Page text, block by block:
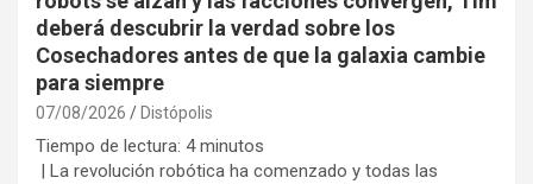
deberá descubrir la verdad sobre los
Cosechadores antes de que la galaxia cambie
para siempre
07/08/2026 Distópolis
Tiempo de lectura: 4 minutos
| La revolución robótica ha comenzado y todas las